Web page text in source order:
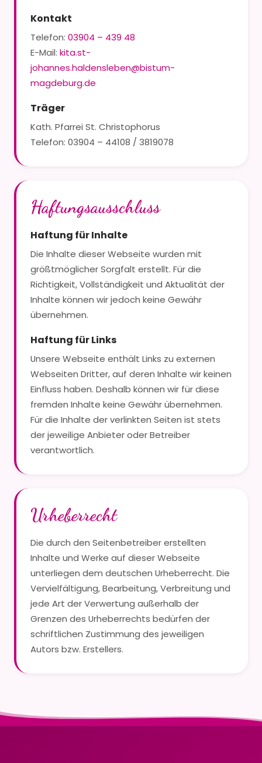
Kontakt
Telefon: 03904 – 439 48
E-Mail: kita.st-
johannes.haldensleben@bistum-
magdeburg.de
Träger
Kath. Pfarrei St. Christophorus
Telefon: 03904 – 44108 / 3819078
Haftungsausschluss
Haftung für Inhalte
Die Inhalte dieser Webseite wurden mit
größtmöglicher Sorgfalt erstellt. Für die
Richtigkeit, Vollständigkeit und Aktualität der
Inhalte können wir jedoch keine Gewähr
übernehmen.
Haftung für Links
Unsere Webseite enthält Links zu externen
Webseiten Dritter, auf deren Inhalte wir keinen
Einfluss haben. Deshalb können wir für diese
fremden Inhalte keine Gewähr übernehmen.
Für die Inhalte der verlinkten Seiten ist stets
der jeweilige Anbieter oder Betreiber
verantwortlich.
Urheberrecht
Die durch den Seitenbetreiber erstellten
Inhalte und Werke auf dieser Webseite
unterliegen dem deutschen Urheberrecht. Die
Vervielfältigung, Bearbeitung, Verbreitung und
jede Art der Verwertung außerhalb der
Grenzen des Urheberrechts bedürfen der
schriftlichen Zustimmung des jeweiligen
Autors bzw. Erstellers.